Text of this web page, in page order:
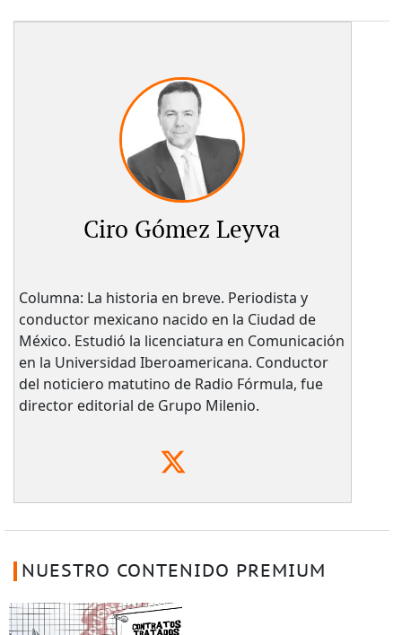
Ciro Gómez Leyva
Columna: La historia en breve. Periodista y
conductor mexicano nacido en la Ciudad de
México. Estudió la licenciatura en Comunicación
en la Universidad Iberoamericana. Conductor
del noticiero matutino de Radio Fórmula, fue
director editorial de Grupo Milenio.
NUESTRO CONTENIDO PREMIUM